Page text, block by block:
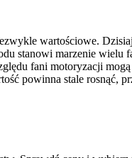
wartościowe.
stanowi marzenie
fani motoryzacji
powinna stale rosnąć,